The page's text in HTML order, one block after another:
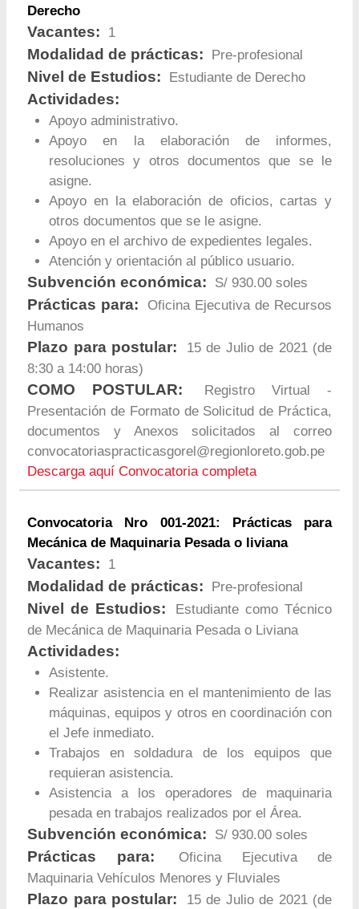
Derecho
Vacantes: 1
Modalidad de prácticas: Pre-profesional
Nivel de Estudios: Estudiante de Derecho
Actividades:
Apoyo administrativo.
Apoyo en la elaboración de informes,
resoluciones y otros documentos que se le
asigne.
Apoyo en la elaboración de oficios, cartas y
otros documentos que se le asigne.
Apoyo en el archivo de expedientes legales.
Atención y orientación al público usuario.
Subvención económica: S/ 930.00 soles
Prácticas para:
Oficina Ejecutiva de Recursos
Humanos
Plazo para postular:
15 de Julio de 2021 (de
8:30 a 14:00 horas)
COMO POSTULAR:
Registro Virtual -
Presentación de Formato de Solicitud de Práctica,
documentos y Anexos solicitados al correo
convocatoriaspracticasgorel@regionloreto.gob.pe
Descarga aquí Convocatoria completa
Convocatoria Nro 001-2021: Prácticas para
Mecánica de Maquinaria Pesada o liviana
Vacantes: 1
Modalidad de prácticas: Pre-profesional
Nivel de Estudios:
Estudiante como Técnico
de Mecánica de Maquinaria Pesada o Liviana
Actividades:
Asistente.
Realizar asistencia en el mantenimiento de las
máquinas, equipos y otros en coordinación con
el Jefe inmediato.
Trabajos en soldadura de los equipos que
requieran asistencia.
Asistencia a los operadores de maquinaria
pesada en trabajos realizados por el Área.
Subvención económica: S/ 930.00 soles
Prácticas para:
Oficina Ejecutiva de
Maquinaria Vehículos Menores y Fluviales
Plazo para postular:
15 de Julio de 2021 (de